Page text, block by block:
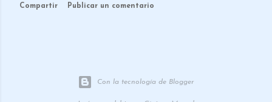
Compartir Publicar un comentario
Con la tecnología de Blogger